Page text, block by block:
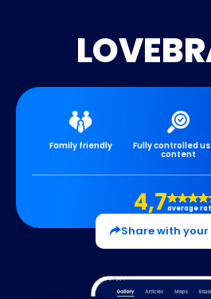
Family friendly Fully controlled
content
4,7average
Share with